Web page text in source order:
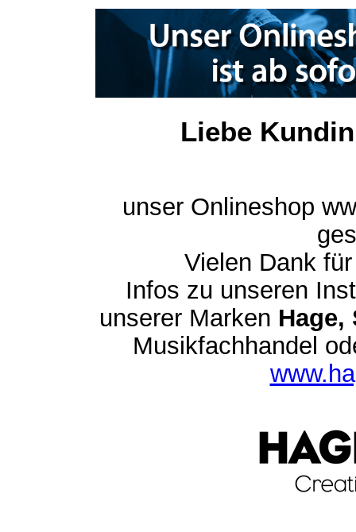
Liebe
unser Onlineshop
Vielen Dank
Infos zu unseren
unserer Marken Hage,
Musikfachhandel